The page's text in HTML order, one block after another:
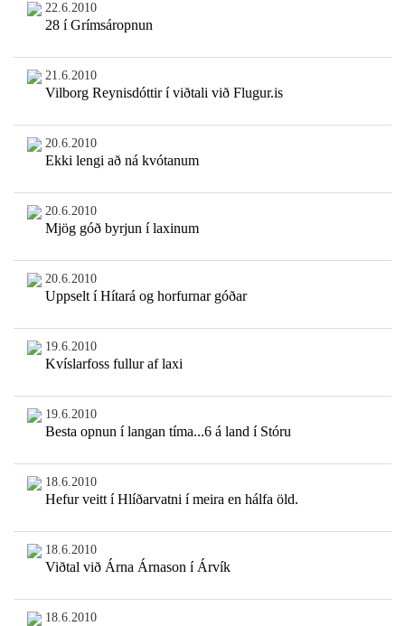
22.6.2010
28 í Grímsáropnun
21.6.2010
Vilborg Reynisdóttir í viðtali við Flugur.is
20.6.2010
Ekki lengi að ná kvótanum
20.6.2010
Mjög góð byrjun í laxinum
20.6.2010
Uppselt í Hítará og horfurnar góðar
19.6.2010
Kvíslarfoss fullur af laxi
19.6.2010
Besta opnun í langan tíma...6 á land í Stóru
18.6.2010
Hefur veitt í Hlíðarvatni í meira en hálfa öld.
18.6.2010
Viðtal við Árna Árnason í Árvík
18.6.2010